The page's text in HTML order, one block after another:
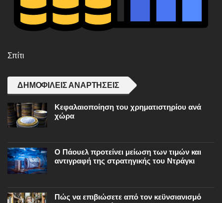
Σπίτι
ΔΗΜΟΦΙΛΕΊΣ ΑΝΑΡΤΉΣΕΙΣ
Κεφαλαιοποίηση του χρηματιστηρίου ανά
χώρα
Ο Πάουελ προτείνει μείωση των τιμών και
αντιγραφή της στρατηγικής του Ντράγκι
Πώς να επιβιώσετε από τον κεϋνσιανισμό